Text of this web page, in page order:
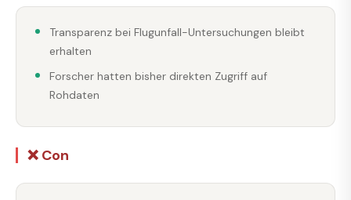
Transparenz bei Flugunfall-Untersuchungen bleibt
erhalten
Forscher hatten bisher direkten Zugriff auf
Rohdaten
❌ Con